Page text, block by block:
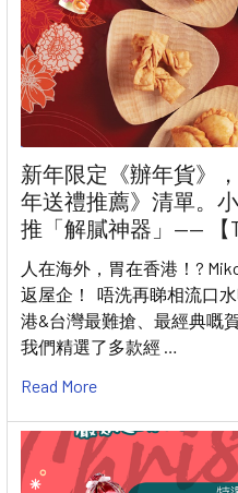
新年限定《辦年貨》
年送禮推薦》清單。
推「解膩神器」—— 【
人在海外，胃在香港！?
返屋企！ 唔洗再睇相流口
港&台灣最難搶、最經典嘅
我們精選了多款經 …
Read More